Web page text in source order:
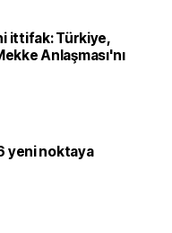
ittifak: Türkiye,
Anlaşması'nı
yeni noktaya